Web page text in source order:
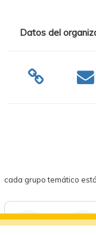
Datos del
cada grupo temático